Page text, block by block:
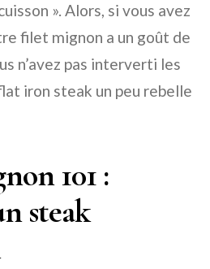
». Alors, si vous avez
filet mignon a un goût de
n’avez pas interverti les
iron steak un peu rebelle
101 :
steak